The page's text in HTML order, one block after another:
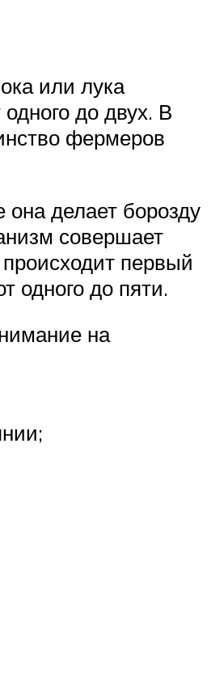
или лука
до двух. В
фермеров
делает борозду
совершает
первый
одного до пяти.
на